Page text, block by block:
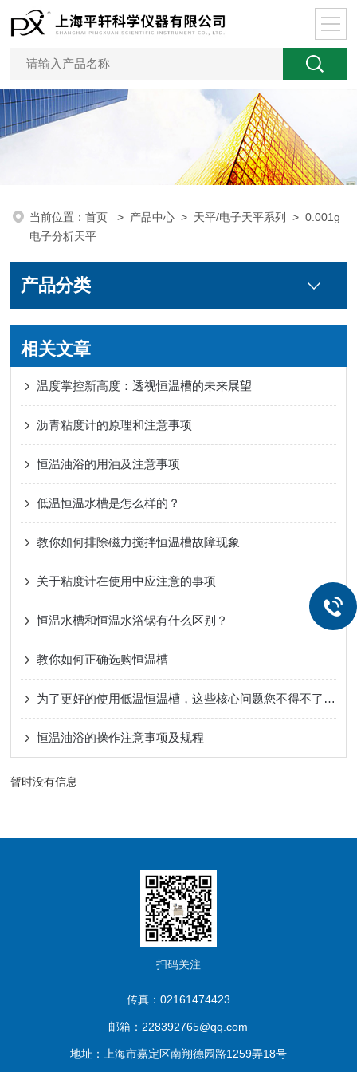
当前位置：首页 > 产品中心 > 天平/电子天平系列 >0.001g
电子分析天平
产品分类
相关文章
温度掌控新高度：透视恒温槽的未来展望
沥青粘度计的原理和注意事项
恒温油浴的用油及注意事项
低温恒温水槽是怎么样的？
教你如何排除磁力搅拌恒温槽故障现象
关于粘度计在使用中应注意的事项
恒温水槽和恒温水浴锅有什么区别？
教你如何正确选购恒温槽
为了更好的使用低温恒温槽，这些核心问题您不得不了解下
恒温油浴的操作注意事项及规程
暂时没有信息
扫码关注
传真：02161474423
邮箱：228392765@qq.com
地址：上海市嘉定区南翔德园路1259弄18号